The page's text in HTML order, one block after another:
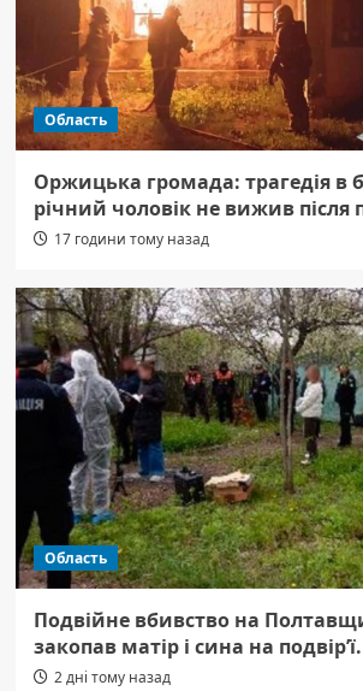
Область
Оржицька громада: трагедія в
річний чоловік не вижив після
17 години тому назад
Область
Подвійне вбивство на
закопав матір і сина на подвір’ї.
2 дні тому назад